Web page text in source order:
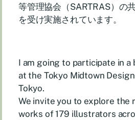
等管理協会（SARTRAS）の
を受け実施されています。
I am going to participate in
at the Tokyo Midtown
Tokyo.
We invite you to explore the
works of 179 illustrators